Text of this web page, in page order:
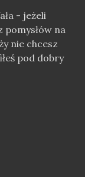
- jeżeli
na
nie chcesz
pod dobry